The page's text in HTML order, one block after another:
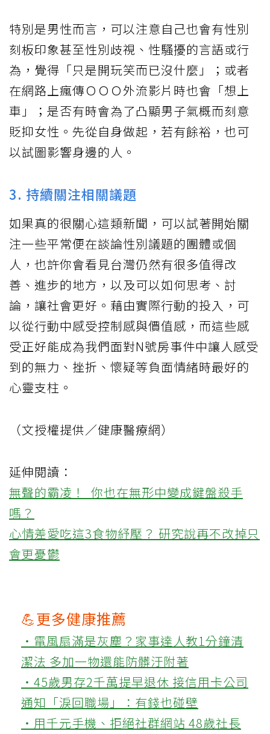
特別是男性而言，可以注意自己也會有性別
刻板印象甚至性別歧視、性騷擾的言語或行
為，覺得「只是開玩笑而已沒什麼」；或者
在網路上瘋傳ＯＯＯ外流影片時也會「想上
車」；是否有時會為了凸顯男子氣概而刻意
貶抑女性。先從自身做起，若有餘裕，也可
以試圖影響身邊的人。
3. 持續關注相關議題
如果真的很關心這類新聞，可以試著開始關
注一些平常便在談論性別議題的團體或個
人，也許你會看見台灣仍然有很多值得改
善、進步的地方，以及可以如何思考、討
論，讓社會更好。藉由實際行動的投入，可
以從行動中感受控制感與價值感，而這些感
受正好能成為我們面對N號房事件中讓人感受
到的無力、挫折、懷疑等負面情緒時最好的
心靈支柱。
（文授權提供／健康醫療網）
延伸閱讀：
無聲的霸凌！ 你也在無形中變成鍵盤殺手
嗎？
心情差愛吃這3食物紓壓？ 研究說再不改掉只
會更憂鬱
💪更多健康推薦
‧電風扇滿是灰塵？家事達人教1分鐘清
潔法 多加一物還能防髒汙附著
‧45歲男存2千萬提早退休 接信用卡公司
通知「淚回職場」：有錢也碰壁
‧用千元手機、拒絕社群網站 48歲社長